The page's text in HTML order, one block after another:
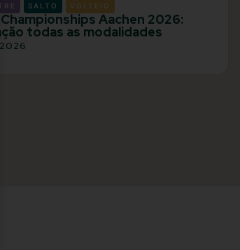
SALTO VOLTEIO
Championships Aachen 2026:
todas as modalidades